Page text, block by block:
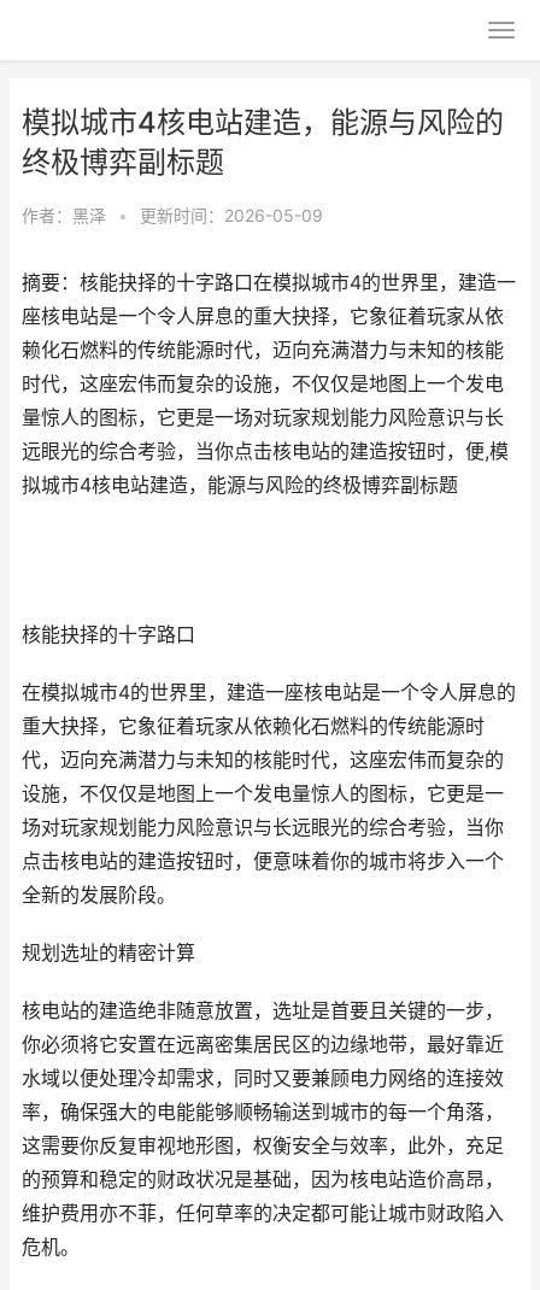
模拟城市4核电站建造，能源与风险的
终极博弈副标题
作者： 黑泽 • 更新时间：2026-05-09
摘要：核能抉择的十字路口在模拟城市4的世界里，建造一
座核电站是一个令人屏息的重大抉择，它象征着玩家从依
赖化石燃料的传统能源时代，迈向充满潜力与未知的核能
时代，这座宏伟而复杂的设施，不仅仅是地图上一个发电
量惊人的图标，它更是一场对玩家规划能力风险意识与长
远眼光的综合考验，当你点击核电站的建造按钮时，便,模
拟城市4核电站建造，能源与风险的终极博弈副标题
核能抉择的十字路口
在模拟城市4的世界里，建造一座核电站是一个令人屏息的
重大抉择，它象征着玩家从依赖化石燃料的传统能源时
代，迈向充满潜力与未知的核能时代，这座宏伟而复杂的
设施，不仅仅是地图上一个发电量惊人的图标，它更是一
场对玩家规划能力风险意识与长远眼光的综合考验，当你
点击核电站的建造按钮时，便意味着你的城市将步入一个
全新的发展阶段。
规划选址的精密计算
核电站的建造绝非随意放置，选址是首要且关键的一步，
你必须将它安置在远离密集居民区的边缘地带，最好靠近
水域以便处理冷却需求，同时又要兼顾电力网络的连接效
率，确保强大的电能能够顺畅输送到城市的每一个角落，
这需要你反复审视地形图，权衡安全与效率，此外，充足
的预算和稳定的财政状况是基础，因为核电站造价高昂，
维护费用亦不菲，任何草率的决定都可能让城市财政陷入
危机。